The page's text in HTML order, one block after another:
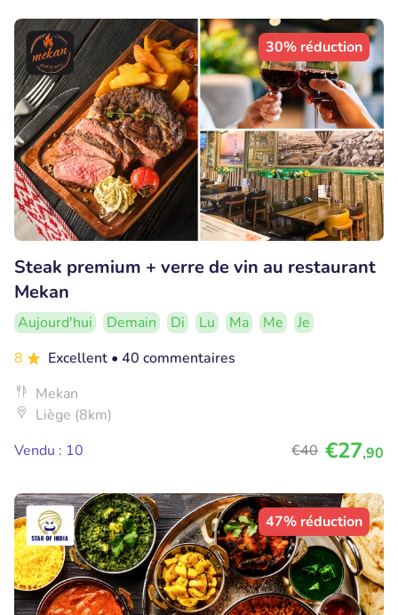
30% réduction
Steak premium + verre de vin au restaurant
Mekan
Aujourd'hui Demain Di Lu Ma Me
Je
8
Excellent • 40 commentaires
Mekan
Liège (8km)
Vendu : 10
€40 €27,90
47% réduction